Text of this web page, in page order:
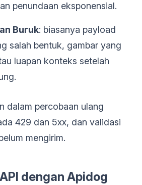
penundaan eksponensial.
Buruk: biasanya payload
salah bentuk, gambar yang
luapan konteks setelah
dalam percobaan ulang
429 dan 5xx, dan validasi
mengirim.
dengan Apidog